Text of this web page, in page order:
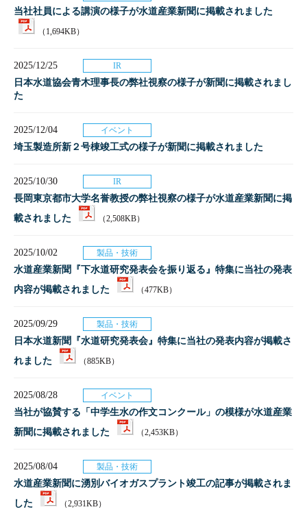
当社社員による講演の様子が水道産業新聞に掲載されました
（1,694KB）
2025/12/25 IR
日本水道協会青木理事長の弊社視察の様子が新聞に掲載されまし
た
2025/12/04 イベント
埼玉製造所新２号棟竣工式の様子が新聞に掲載されました
2025/10/30 IR
長岡東京都市大学名誉教授の弊社視察の様子が水道産業新聞に掲
載されました
（2,508KB）
2025/10/02 製品・技術
水道産業新聞『下水道研究発表会を振り返る』特集に当社の発表
内容が掲載されました
（477KB）
2025/09/29 製品・技術
日本水道新聞『水道研究発表会』特集に当社の発表内容が掲載さ
れました
（885KB）
2025/08/28 イベント
当社が協賛する「中学生水の作文コンクール」の模様が水道産業
新聞に掲載されました
（2,453KB）
2025/08/04 製品・技術
水道産業新聞に湧別バイオガスプラント竣工の記事が掲載されま
した
（2,931KB）